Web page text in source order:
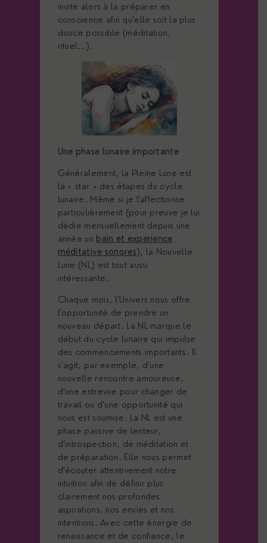
invite alors à la préparer en
conscience afin qu’elle soit la plus
douce possible (méditation,
rituel…).
Une phase lunaire importante
Généralement, la Pleine Lune est
la « star » des étapes du cycle
lunaire. Même si je l’affectionne
particulièrement (pour preuve je lui
dédie mensuellement depuis une
année un bain et experience
méditative sonores), la Nouvelle
Lune (NL) est tout aussi
intéressante.
Chaque mois, l’Univers nous offre
l’opportunité de prendre un
nouveau départ. La NL marque le
début du cycle lunaire qui impulse
des commencements importants. Il
s’agit, par exemple, d’une
nouvelle rencontre amoureuse,
d’une entrevue pour changer de
travail ou d’une opportunité qui
nous est soumise. La NL est une
phase passive de lenteur,
d’introspection, de méditation et
de préparation. Elle nous permet
d’écouter attentivement notre
intuition afin de définir plus
clairement nos profondes
aspirations, nos envies et nos
intentions. Avec cette énergie de
renaissance et de confiance, le